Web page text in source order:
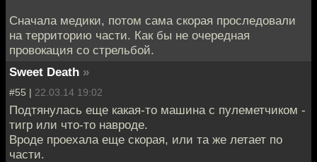
Сначала медики, потом сама скорая проследовали
на территорию части. Как бы не очередная
провокация со стрельбой.
Sweet Death »
#55 | 22.03.14 19:02
Подтянулась еще какая-то машина с пулеметчиком -
тигр или что-то навроде.
Вроде проехала еще скорая, или та же летает по
части.